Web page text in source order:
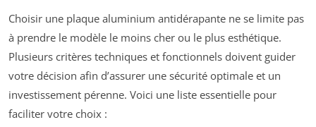
Choisir une plaque aluminium antidérapante ne se limite pas
à prendre le modèle le moins cher ou le plus esthétique.
Plusieurs critères techniques et fonctionnels doivent guider
votre décision afin d’assurer une sécurité optimale et un
investissement pérenne. Voici une liste essentielle pour
faciliter votre choix :